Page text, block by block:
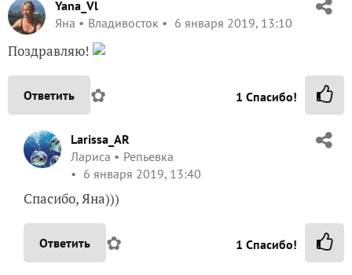
Yana_Vl
Яна
Владивосток 6 января 2019, 13:10
Поздравляю!
Ответить ✿ 1 Спасибо!
Larissa_AR
Лариса
Репьевка
6 января 2019, 13:40
Спасибо, Яна)))
Ответить ✿ 1 Спасибо!